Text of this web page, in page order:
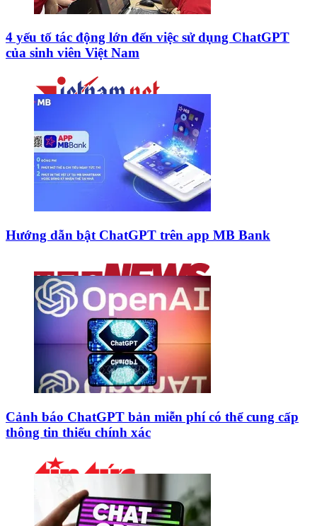
4 yếu tố tác động lớn đến việc sử dụng ChatGPT
của sinh viên Việt Nam
Hướng dẫn bật ChatGPT trên app MB Bank
Cảnh báo ChatGPT bản miễn phí có thể cung cấp
thông tin thiếu chính xác